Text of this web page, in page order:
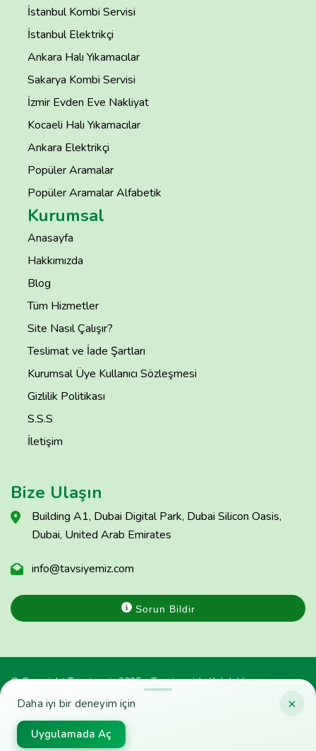
×
Daha iyi bir deneyim için
Uygulamada Aç
İstanbul Kombi Servisi
İstanbul Elektrikçi
Ankara Halı Yıkamacılar
Sakarya Kombi Servisi
İzmir Evden Eve Nakliyat
Kocaeli Halı Yıkamacılar
Ankara Elektrikçi
Popüler Aramalar
Popüler Aramalar Alfabetik
Kurumsal
Anasayfa
Hakkımızda
Blog
Tüm Hizmetler
Site Nasıl Çalışır?
Teslimat ve İade Şartları
Kurumsal Üye Kullanıcı Sözleşmesi
Gizlilik Politikası
S.S.S
İletişim
Bize Ulaşın
Building A1, Dubai Digital Park, Dubai Silicon Oasis,
Dubai, United Arab Emirates
info@tavsiyemiz.com
Sorun Bildir
© Copyright Tavsiyemiz 2025 - Tavsiyemiz'e Kulak Ver